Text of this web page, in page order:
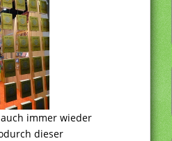
immer wieder
dieser